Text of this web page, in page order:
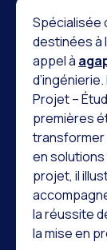
Spécialisée
destinées à
appel à
Projet –
premières
transformer
en
projet, il
la réussite
la mise en